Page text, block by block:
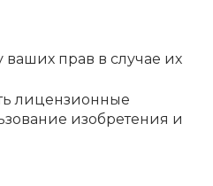
ваших прав в случае их
лицензионные
изобретения и